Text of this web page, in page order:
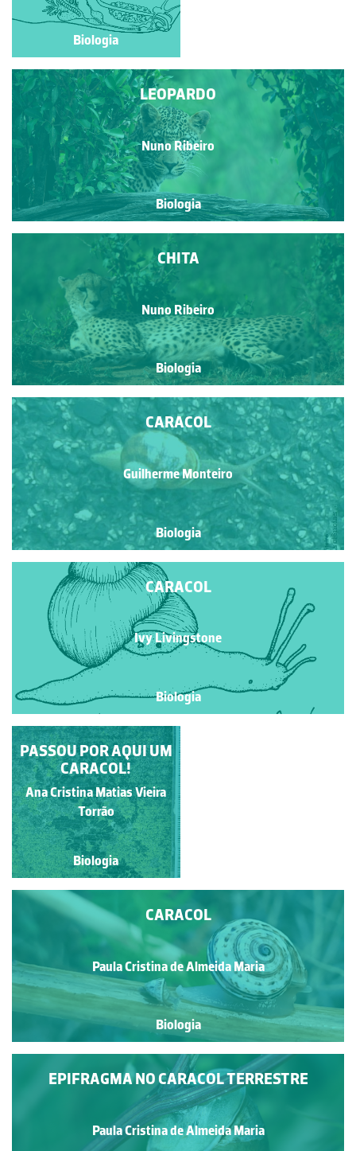
Biologia
LEOPARDO
Nuno Ribeiro
Biologia
CHITA
Nuno Ribeiro
Biologia
CARACOL
Guilherme Monteiro
Biologia
CARACOL
Ivy Livingstone
Biologia
Biologia
CARACOL
Ivy Livingstone
Biologia
CARACOL
Paula Cristina de Almeida Maria
Biologia
EPIFRAGMA NO CARACOL TERRESTRE
Paula Cristina de Almeida Maria
PASSOU POR AQUI UM
CARACOL!
Ana Cristina Matias Vieira
Torrão
Biologia